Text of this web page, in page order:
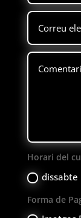
Horari del
Forma de